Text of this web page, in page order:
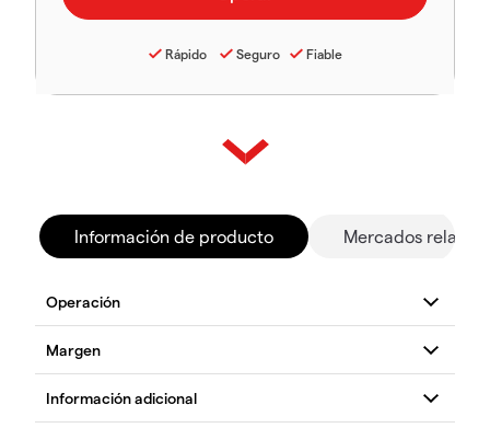
Rápido Seguro Fiable
Información de producto Mercados